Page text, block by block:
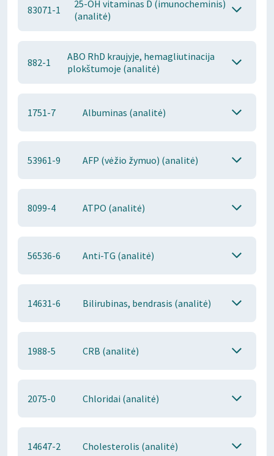
83071-1
25-OH vitaminas D (imunocheminis)
(analitė)
882-1
ABO RhD kraujyje, hemagliutinacija
plokštumoje (analitė)
1751-7 Albuminas (analitė)
53961-9 AFP (vėžio žymuo) (analitė)
8099-4 ATPO (analitė)
56536-6 Anti-TG (analitė)
14631-6 Bilirubinas, bendrasis (analitė)
1988-5 CRB (analitė)
2075-0 Chloridai (analitė)
14647-2 Cholesterolis (analitė)